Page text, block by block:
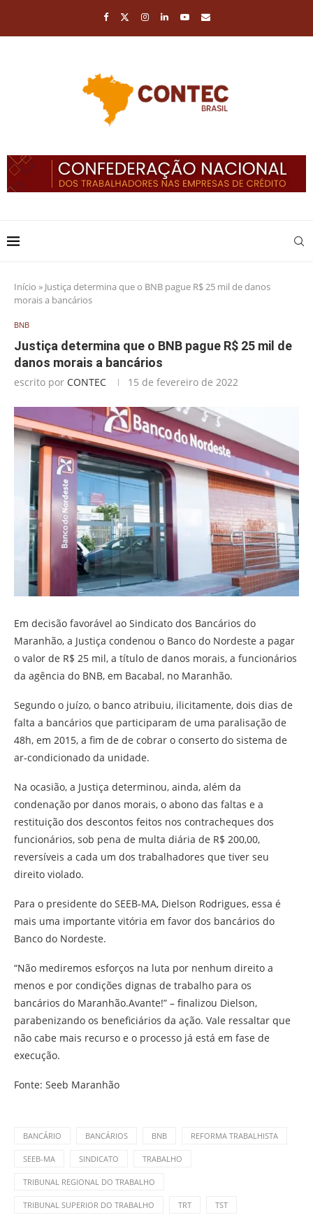
Início » Justiça determina que o BNB pague R$ 25 mil de danos
morais a bancários
BNB
Justiça determina que o BNB pague R$ 25 mil de
danos morais a bancários
escrito por CONTEC 15 de fevereiro de 2022
Em decisão favorável ao Sindicato dos Bancários do
Maranhão, a Justiça condenou o Banco do Nordeste a pagar
o valor de R$ 25 mil, a título de danos morais, a funcionários
da agência do BNB, em Bacabal, no Maranhão.
Segundo o juízo, o banco atribuiu, ilicitamente, dois dias de
falta a bancários que participaram de uma paralisação de
48h, em 2015, a fim de de cobrar o conserto do sistema de
ar-condicionado da unidade.
Na ocasião, a Justiça determinou, ainda, além da
condenação por danos morais, o abono das faltas e a
restituição dos descontos feitos nos contracheques dos
funcionários, sob pena de multa diária de R$ 200,00,
reversíveis a cada um dos trabalhadores que tiver seu
direito violado.
Para o presidente do SEEB-MA, Dielson Rodrigues, essa é
mais uma importante vitória em favor dos bancários do
Banco do Nordeste.
“Não mediremos esforços na luta por nenhum direito a
menos e por condições dignas de trabalho para os
bancários do Maranhão.Avante!” – finalizou Dielson,
parabenizando os beneficiários da ação. Vale ressaltar que
não cabe mais recurso e o processo já está em fase de
execução.
Fonte: Seeb Maranhão
BANCÁRIO BANCÁRIOS BNB REFORMA TRABALHISTA
SEEB-MA SINDICATO TRABALHO
TRIBUNAL REGIONAL DO TRABALHO
TRIBUNAL SUPERIOR DO TRABALHO TRT TST